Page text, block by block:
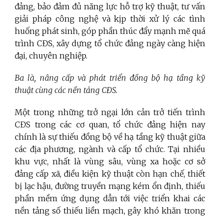
đảng, bảo đảm đủ năng lực hỗ trợ kỹ thuật, tư vấn
giải pháp công nghệ và kịp thời xử lý các tình
huống phát sinh, góp phần thúc đẩy mạnh mẽ quá
trình CĐS, xây dựng tổ chức đảng ngày càng hiện
đại, chuyên nghiệp.
Ba là, nâng cấp và phát triển đồng bộ hạ tầng kỹ
thuật cùng các nền tảng CĐS.
Một trong những trở ngại lớn cản trở tiến trình
CĐS trong các cơ quan, tổ chức đảng hiện nay
chính là sự thiếu đồng bộ về hạ tầng kỹ thuật giữa
các địa phương, ngành và cấp tổ chức. Tại nhiều
khu vực, nhất là vùng sâu, vùng xa hoặc cơ sở
đảng cấp xã, điều kiện kỹ thuật còn hạn chế, thiết
bị lạc hậu, đường truyền mạng kém ổn định, thiếu
phần mềm ứng dụng dẫn tới việc triển khai các
nền tảng số thiếu liền mạch, gây khó khăn trong